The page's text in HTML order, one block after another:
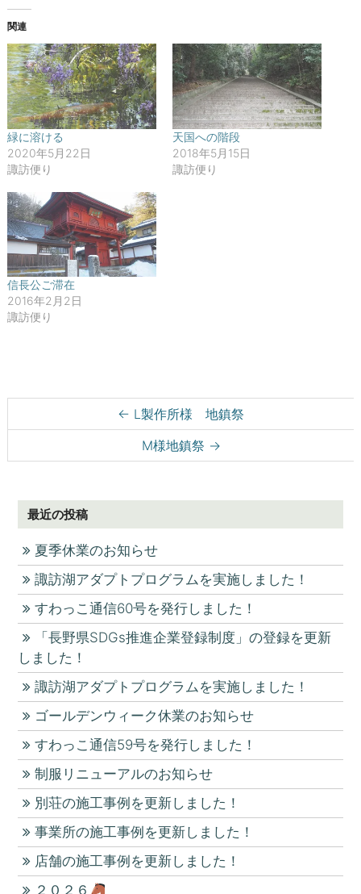
で
共
有
(
新
し
い
ウ
ィ
ン
ド
ウ
で
ま
す
)
に
は
ク
リ
ッ
ク
し
て
く
さ
い
し
い
ウ
ィ
ン
ド
ウ
で
開
ま
す
関連
緑に溶ける
2020年5月22日
諏訪便り
天国への階段
2018年5月15日
諏訪便り
信長公ご滞在
2016年2月2日
諏訪便り
Post navigation
← L製作所様 地鎮祭
M様地鎮祭 →
最近の投稿
夏季休業のお知らせ
諏訪湖アダプトプログラムを実施しました！
すわっこ通信60号を発行しました！
「長野県SDGs推進企業登録制度」の登録を更新
しました！
諏訪湖アダプトプログラムを実施しました！
ゴールデンウィーク休業のお知らせ
すわっこ通信59号を発行しました！
制服リニューアルのお知らせ
別荘の施工事例を更新しました！
事業所の施工事例を更新しました！
店舗の施工事例を更新しました！
２０２６